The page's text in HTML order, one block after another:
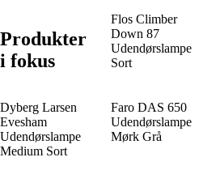
Produkter
i fokus
Flos Climber
Down 87
Udendørslampe
Sort
Dyberg Larsen
Evesham
Udendørslampe
Medium Sort
Faro DAS 650
Udendørslampe
Mørk Grå